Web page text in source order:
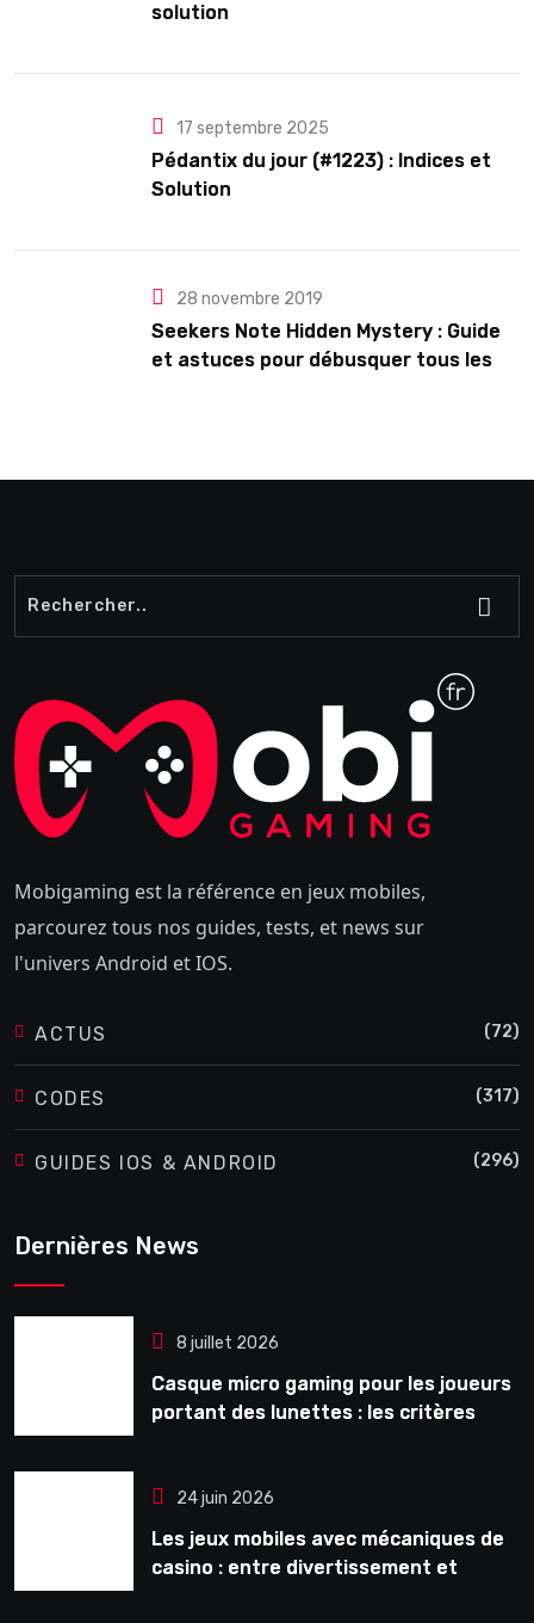
solution
17 septembre 2025
Pédantix du jour (#1223) : Indices et
Solution
28 novembre 2019
Seekers Note Hidden Mystery : Guide
et astuces pour débusquer tous les
Mobigaming est la référence en jeux mobiles,
parcourez tous nos guides, tests, et news sur
l'univers Android et IOS.
ACTUS (72)
CODES (317)
GUIDES IOS & ANDROID (296)
Dernières News
8 juillet 2026
Casque micro gaming pour les joueurs
portant des lunettes : les critères
24 juin 2026
Les jeux mobiles avec mécaniques de
casino : entre divertissement et